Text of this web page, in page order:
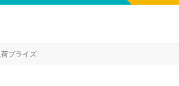
荷プライズ